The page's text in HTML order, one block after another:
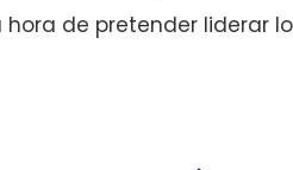
de pretender liderar